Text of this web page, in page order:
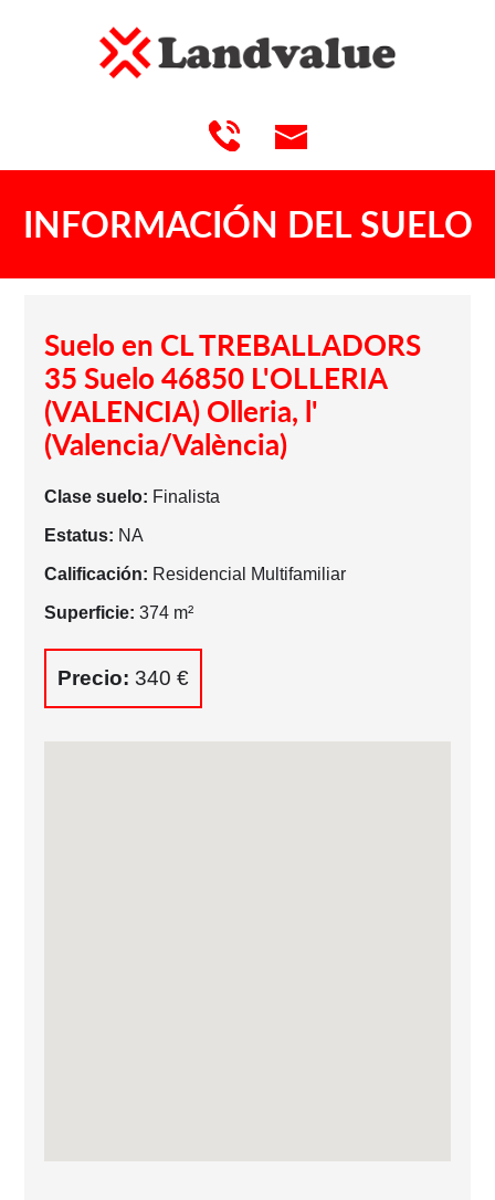
INFORMACIÓN DEL SUELO
Suelo en CL TREBALLADORS
35 Suelo 46850 L'OLLERIA
(VALENCIA) Olleria, l'
(Valencia/València)
Clase suelo: Finalista
Estatus: NA
Calificación: Residencial Multifamiliar
Superficie: 374 m²
Precio: 340 €